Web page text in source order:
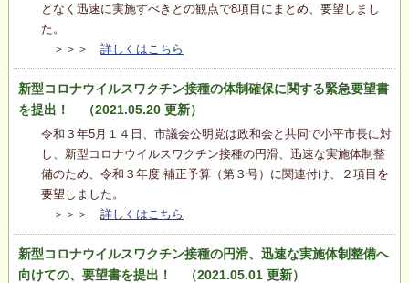
となく迅速に実施すべきとの観点で8項目にまとめ、要望しまし
た。
＞＞＞ 詳しくはこちら
新型コロナウイルスワクチン接種の体制確保に関する緊急要望書
を提出！ （2021.05.20 更新）
令和３年5月１４日、市議会公明党は政和会と共同で小平市長に対
し、新型コロナウイルスワクチン接種の円滑、迅速な実施体制整
備のため、令和３年度 補正予算（第３号）に関連付け、２項目を
要望しました。
＞＞＞ 詳しくはこちら
新型コロナウイルスワクチン接種の円滑、迅速な実施体制整備へ
向けての、要望書を提出！ （2021.05.01 更新）